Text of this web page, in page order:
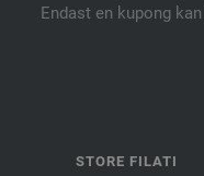
Endast en kupong
STORE FILATI